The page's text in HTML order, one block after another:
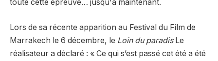
toute cette épreuve… jusqu'à maintenant.
Lors de sa récente apparition au Festival du Film de
Marrakech le 6 décembre, le Loin du paradis Le
réalisateur a déclaré : « Ce qui s’est passé cet été a été